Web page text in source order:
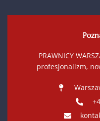
PRAWNICY
profesjonalizm,